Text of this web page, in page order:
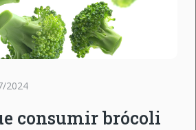
2024
consumir brócoli